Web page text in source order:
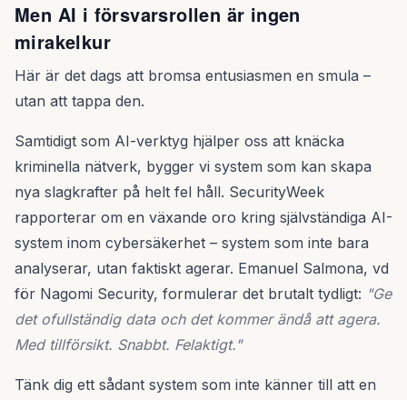
Men AI i försvarsrollen är ingen
mirakelkur
Här är det dags att bromsa entusiasmen en smula –
utan att tappa den.
Samtidigt som AI-verktyg hjälper oss att knäcka
kriminella nätverk, bygger vi system som kan skapa
nya slagkrafter på helt fel håll. SecurityWeek
rapporterar om en växande oro kring självständiga AI-
system inom cybersäkerhet – system som inte bara
analyserar, utan faktiskt agerar. Emanuel Salmona, vd
för Nagomi Security, formulerar det brutalt tydligt: "Ge
det ofullständig data och det kommer ändå att agera.
Med tillförsikt. Snabbt. Felaktigt."
Tänk dig ett sådant system som inte känner till att en